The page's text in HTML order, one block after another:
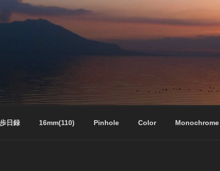
日録 16mm(110) Pinhole Color Monochrome